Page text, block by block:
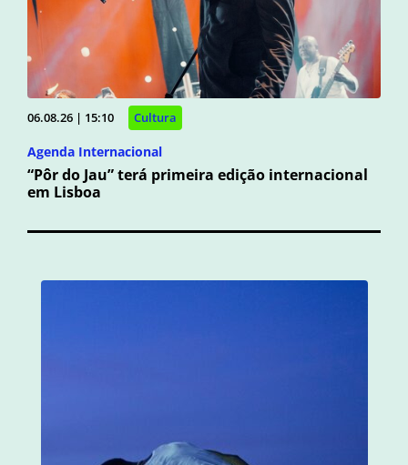
06.08.26 | 15:10 Cultura
Agenda Internacional
“Pôr do Jau” terá primeira edição internacional
em Lisboa